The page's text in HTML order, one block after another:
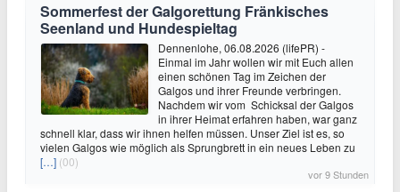
Sommerfest der Galgorettung Fränkisches
Seenland und Hundespieltag
Dennenlohe, 06.08.2026 (lifePR) -
Einmal im Jahr wollen wir mit Euch allen
einen schönen Tag im Zeichen der
Galgos und ihrer Freunde verbringen.
Nachdem wir vom Schicksal der Galgos
in ihrer Heimat erfahren haben, war ganz
schnell klar, dass wir ihnen helfen müssen. Unser Ziel ist es, so
vielen Galgos wie möglich als Sprungbrett in ein neues Leben zu
[…] (00)
vor 9 Stunden